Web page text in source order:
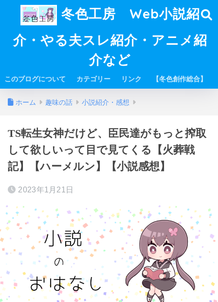
冬色工房 Web小説紹
介・やる夫スレ紹介・アニメ紹
介など
このブログについて カテゴリー リンク 【冬色創作総合】
ホーム 趣味の話 小説紹介・感想
TS転生女神だけど、臣民達がもっと搾取
して欲しいって目で見てくる【火葬戦
記】【ハーメルン】【小説感想】
2023年1月21日